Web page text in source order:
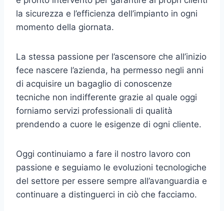
la sicurezza e l’efficienza dell’impianto in ogni
momento della giornata.
La stessa passione per l’ascensore che all’inizio
fece nascere l’azienda, ha permesso negli anni
di acquisire un bagaglio di conoscenze
tecniche non indifferente grazie al quale oggi
forniamo servizi professionali di qualità
prendendo a cuore le esigenze di ogni cliente.
Oggi continuiamo a fare il nostro lavoro con
passione e seguiamo le evoluzioni tecnologiche
del settore per essere sempre all’avanguardia e
continuare a distinguerci in ciò che facciamo.